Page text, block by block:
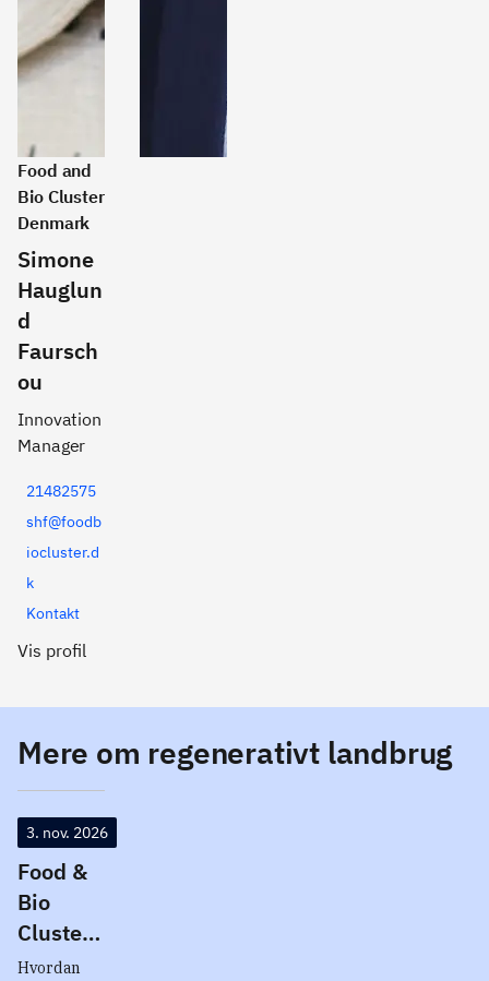
Food and
Bio Cluster
Denmark
Simone
Hauglun
d
Faursch
ou
Innovation
Manager
21482575
shf@foodb
iocluster.d
k
Kontakt
Vis profil
Mere om regenerativt landbrug
3. nov. 2026
Food &
Bio
Cluster:
Netværk
Hvordan